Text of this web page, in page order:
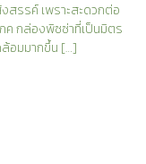
สรรค์ เพราะสะดวกต่อ
ค กล่องพิซซ่าที่เป็นมิตร
อมมากขึ้น […]